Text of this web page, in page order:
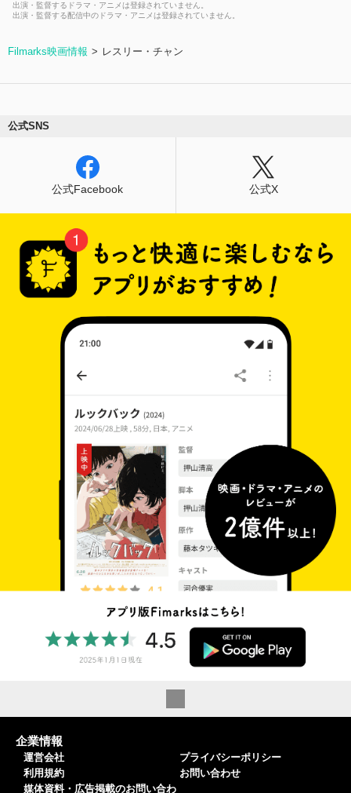
出演・監督するドラマ・アニメは登録されていません。
出演・監督する配信中のドラマ・アニメは登録されていません。
Filmarks映画情報 レスリー・チャン
公式SNS
公式Facebook 公式X
企業情報
運営会社
利用規約
媒体資料・広告掲載のお問い合わ
プライバシーポリシー
お問い合わせ